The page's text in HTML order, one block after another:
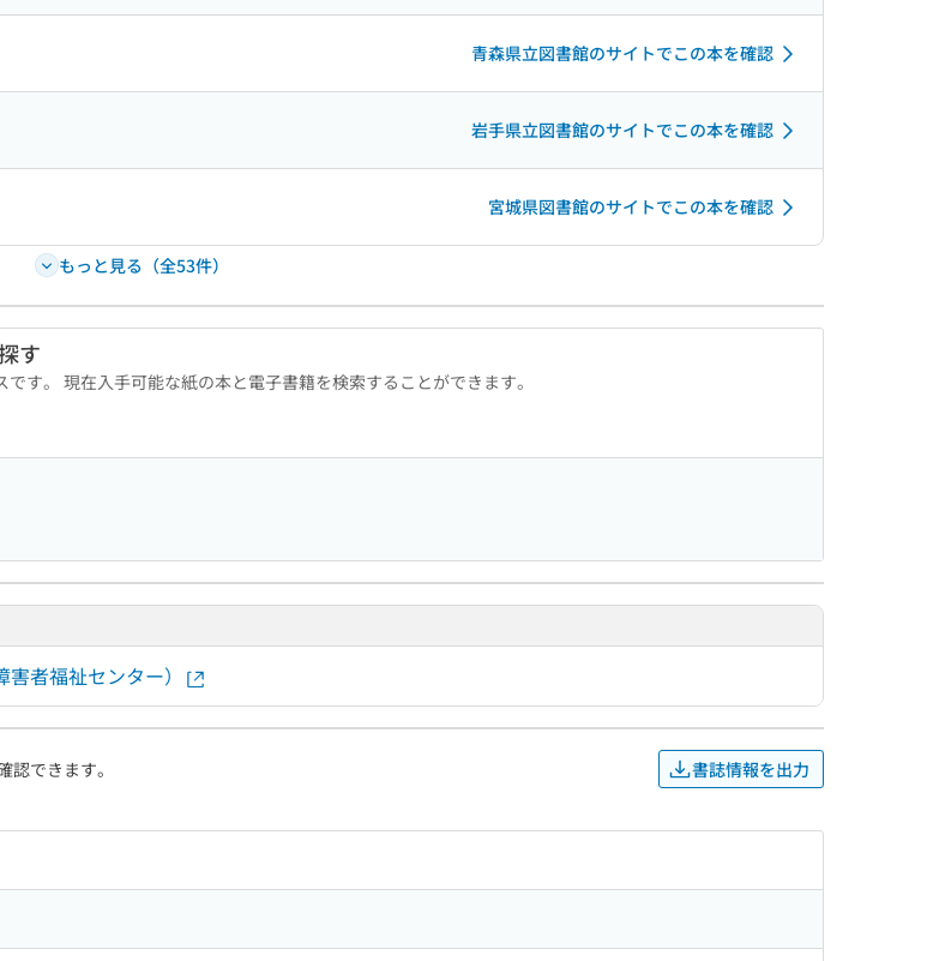
青森県立図書館のサイトでこの本を確認
岩手県立図書館のサイトでこの本を確認
宮城県図書館のサイトでこの本を確認
もっと見る（全53件）
す
す。 現在入手可能な紙の本と電子書籍を検索することができます。
者福祉センター）
できます。 書誌情報を出力